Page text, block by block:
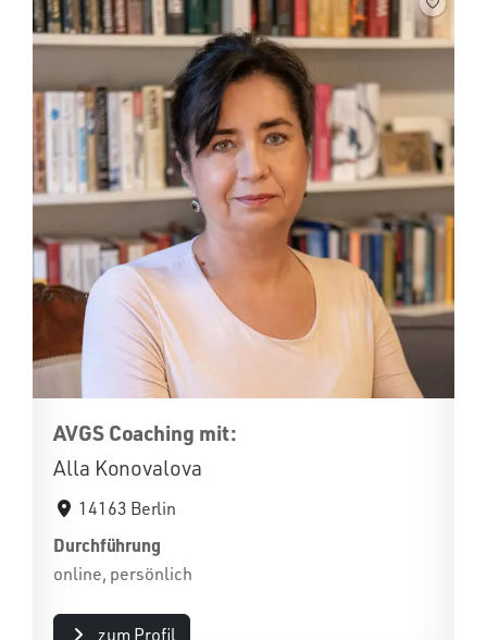
AVGS Coaching mit:
Alla Konovalova
14163 Berlin
Durchführung
online, persönlich
zum Profil